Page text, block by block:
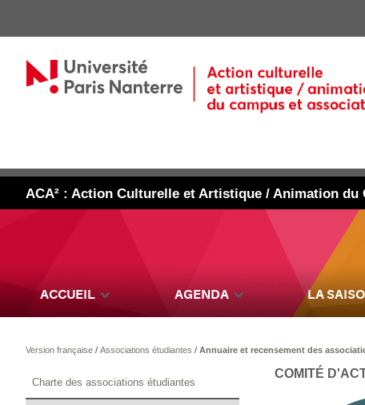
ACA² : Action Culturelle et Artistique / Animation du
ACCUEIL AGENDA LA
Version française/ Associations étudiantes/ Annuaire et recensement des
COMITÉ
Charte des associations étudiantes